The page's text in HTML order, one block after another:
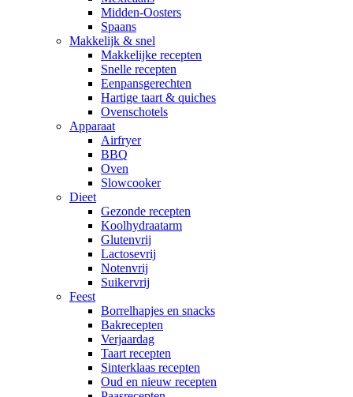
Midden-Oosters
Spaans
Makkelijk & snel
Makkelijke recepten
Snelle recepten
Eenpansgerechten
Hartige taart & quiches
Ovenschotels
Apparaat
Airfryer
BBQ
Oven
Slowcooker
Dieet
Gezonde recepten
Koolhydraatarm
Glutenvrij
Lactosevrij
Notenvrij
Suikervrij
Feest
Borrelhapjes en snacks
Bakrecepten
Verjaardag
Taart recepten
Sinterklaas recepten
Oud en nieuw recepten